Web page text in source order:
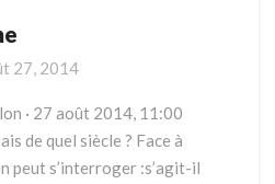
27, 2014
· 27 août 2014, 11:00
de quel siècle ? Face à
peut s’interroger :s’agit-il